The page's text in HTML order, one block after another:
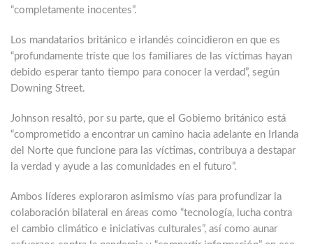
“completamente inocentes”.
Los mandatarios británico e irlandés coincidieron en que es
“profundamente triste que los familiares de las víctimas hayan
debido esperar tanto tiempo para conocer la verdad”, según
Downing Street.
Johnson resaltó, por su parte, que el Gobierno británico está
“comprometido a encontrar un camino hacia adelante en Irlanda
del Norte que funcione para las víctimas, contribuya a destapar
la verdad y ayude a las comunidades en el futuro”.
Ambos líderes exploraron asimismo vías para profundizar la
colaboración bilateral en áreas como “tecnología, lucha contra
el cambio climático e iniciativas culturales”, así como aunar